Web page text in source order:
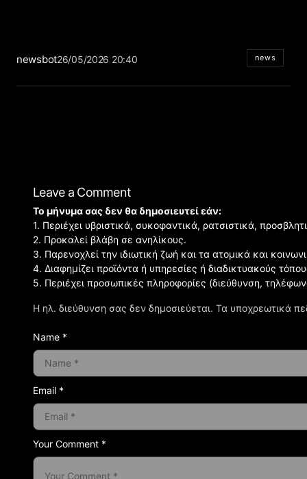
newsbot26/05/2026 20:40 news
Leave a Comment
Η ηλ. διεύθυνση σας δεν δημοσιεύεται. Τα υποχρεωτικά
Your Comment *
Το μήνυμα σας δεν θα δημοσιευτεί εάν:
1. Περιέχει υβριστικά, συκοφαντικά, ρατσιστικά,
2. Προκαλεί βλάβη σε ανηλίκους.
3. Παρενοχλεί την ιδιωτική ζωή και τα ατομικά και
4. Διαφημίζει προϊόντα ή υπηρεσίες ή διαδικτυακούς
5. Περιέχει προσωπικές πληροφορίες (διεύθυνση,
Name *
Email *